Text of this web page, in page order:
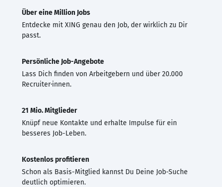
Über eine Million Jobs
Entdecke mit XING genau den Job, der wirklich zu Dir
passt.
Persönliche Job-Angebote
Lass Dich finden von Arbeitgebern und über 20.000
Recruiter·innen.
21 Mio. Mitglieder
Knüpf neue Kontakte und erhalte Impulse für ein
besseres Job-Leben.
Kostenlos profitieren
Schon als Basis-Mitglied kannst Du Deine Job-Suche
deutlich optimieren.